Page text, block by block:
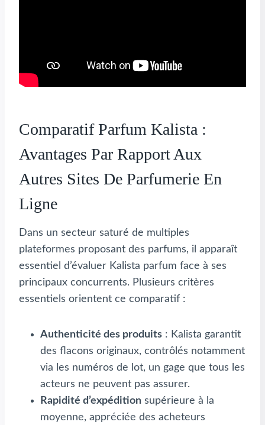
Comparatif Parfum Kalista :
Avantages Par Rapport Aux
Autres Sites De Parfumerie En
Ligne
Dans un secteur saturé de multiples
plateformes proposant des parfums, il apparaît
essentiel d’évaluer Kalista parfum face à ses
principaux concurrents. Plusieurs critères
essentiels orientent ce comparatif :
Authenticité des produits : Kalista garantit
des flacons originaux, contrôlés notamment
via les numéros de lot, un gage que tous les
acteurs ne peuvent pas assurer.
Rapidité d’expédition supérieure à la
moyenne, appréciée des acheteurs